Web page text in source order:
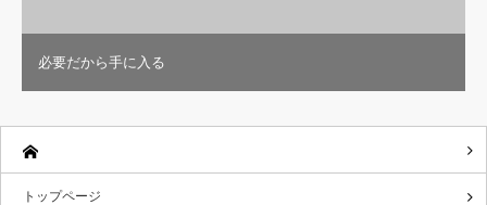
必要だから手に入る
トップページ